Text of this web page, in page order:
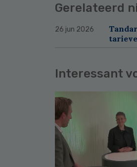
Gerelateerd
26 jun 2026
Interessant